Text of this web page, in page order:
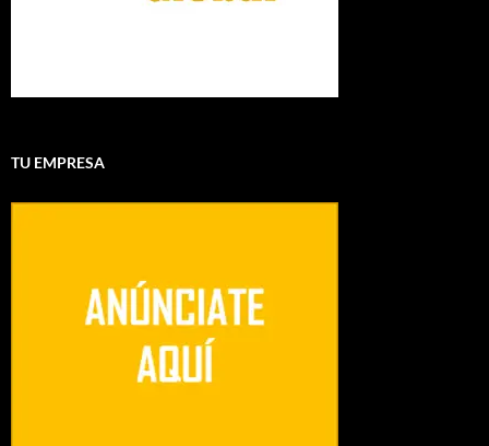
TU EMPRESA